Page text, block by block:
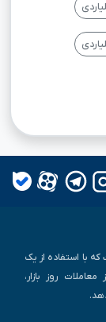
با استفاده از یک
روز بازار،